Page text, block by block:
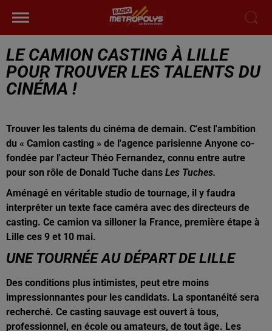
LE CAMION CASTING À LILLE
POUR TROUVER LES TALENTS DU
CINÉMA !
Trouver les talents du cinéma de demain. C'est l'ambition
du « Camion casting » de l'agence parisienne Anyone co-
fondée par l'acteur Théo Fernandez, connu entre autre
pour son rôle de Donald Tuche dans Les Tuches.
Aménagé en véritable studio de tournage, il y faudra
interpréter un texte face caméra avec des directeurs de
casting. Ce camion va silloner la France, première étape à
Lille ces 9 et 10 mai.
UNE TOURNÉE AU DÉPART DE LILLE
Des conditions plus intimistes, peut etre moins
impressionnantes pour les candidats. La spontanéité sera
recherché. Ce casting sauvage est ouvert à tous,
professionnel, en école ou amateurs, de tout âge. Les